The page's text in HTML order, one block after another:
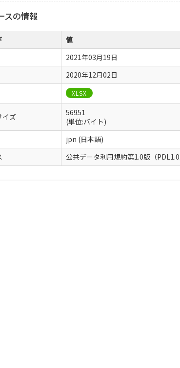
スの情報
値
2021年03月19日
2020年12月02日
XLSX
イズ
56951
(単位:バイト)
jpn (日本語)
公共データ利用規約第1.0版（